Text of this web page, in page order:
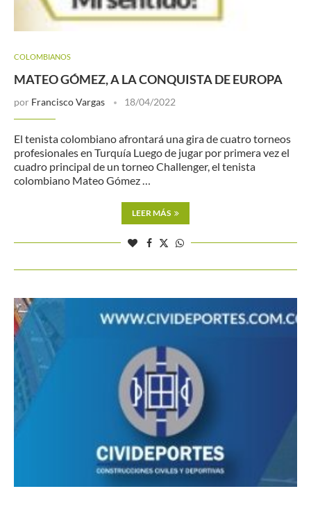
COLOMBIANOS
MATEO GÓMEZ, A LA CONQUISTA DE EUROPA
por Francisco Vargas 18/04/2022
El tenista colombiano afrontará una gira de cuatro torneos
profesionales en Turquía Luego de jugar por primera vez el
cuadro principal de un torneo Challenger, el tenista
colombiano Mateo Gómez …
LEER MÁS